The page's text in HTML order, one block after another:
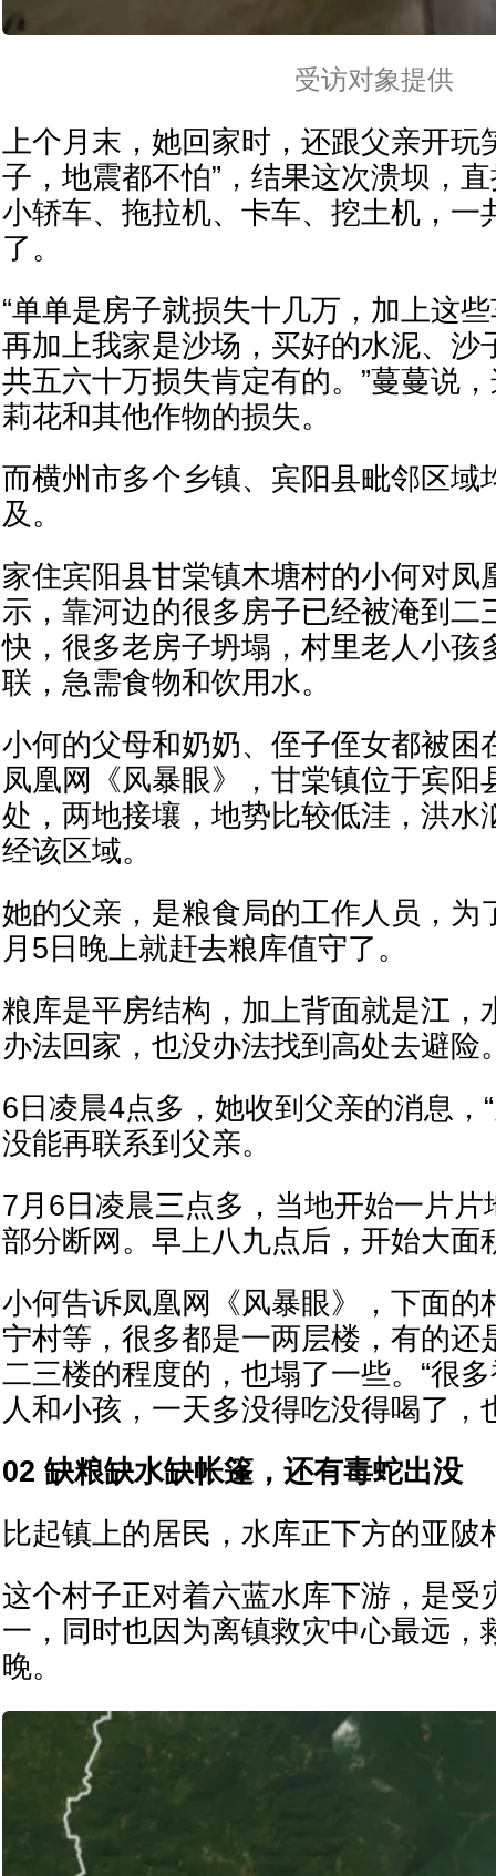
受访对象提供
上个月末，她回家时，还跟父亲开玩
子，地震都不怕”，结果这次溃坝，
小轿车、拖拉机、卡车、挖土机，一
了。
“单单是房子就损失十几万，加上这
再加上我家是沙场，买好的水泥、沙
共五六十万损失肯定有的。”蔓蔓说
莉花和其他作物的损失。
而横州市多个乡镇、宾阳县毗邻区域
及。
家住宾阳县甘棠镇木塘村的小何对凤
示，靠河边的很多房子已经被淹到二
快，很多老房子坍塌，村里老人小孩
联，急需食物和饮用水。
小何的父母和奶奶、侄子侄女都被困
凤凰网《风暴眼》，甘棠镇位于宾阳
处，两地接壤，地势比较低洼，洪水
经该区域。
她的父亲，是粮食局的工作人员，为
月5日晚上就赶去粮库值守了。
粮库是平房结构，加上背面就是江，
办法回家，也没办法找到高处去避险
6日凌晨4点多，她收到父亲的消息，
没能再联系到父亲。
7月6日凌晨三点多，当地开始一片片
部分断网。早上八九点后，开始大面
小何告诉凤凰网《风暴眼》，下面的
宁村等，很多都是一两层楼，有的还
二三楼的程度的，也塌了一些。“很
人和小孩，一天多没得吃没得喝了，
02 缺粮缺水缺帐篷，还有毒蛇出没
比起镇上的居民，水库正下方的亚陂
这个村子正对着六蓝水库下游，是受
一，同时也因为离镇救灾中心最远，
晚。